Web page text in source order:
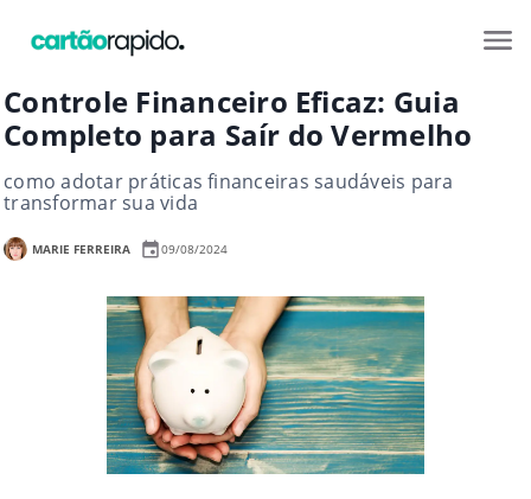
Controle Financeiro Eficaz: Guia
Completo para Saír do Vermelho
como adotar práticas financeiras saudáveis para
transformar sua vida
MARIE FERREIRA 09/08/2024